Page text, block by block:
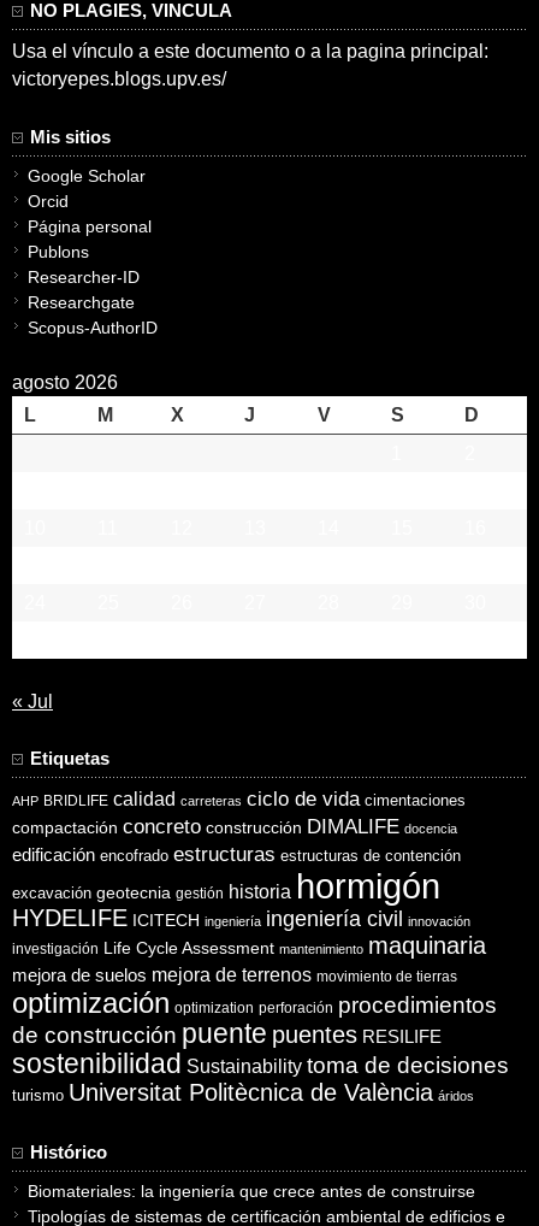
NO PLAGIES, VINCULA
Usa el vínculo a este documento o a la pagina principal:
victoryepes.blogs.upv.es/
Mis sitios
Google Scholar
Orcid
Página personal
Publons
Researcher-ID
Researchgate
Scopus-AuthorID
agosto 2026
L
M X J V S
D
« Jul
Etiquetas
AHP BRIDLIFE calidad carreteras ciclo de vida cimentaciones
compactación concreto construcción DIMALIFE docencia
edificación encofrado estructuras estructuras de contención
excavación geotecnia gestión historia hormigón
HYDELIFE ICITECH ingeniería ingeniería civil innovación
investigación Life Cycle Assessment mantenimiento maquinaria
mejora de suelos mejora de terrenos movimiento de tierras
optimización optimization perforación procedimientos
de construcción puente puentes RESILIFE
sostenibilidad Sustainability toma de decisiones
turismo Universitat Politècnica de València áridos
Histórico
Biomateriales: la ingeniería que crece antes de construirse
Tipologías de sistemas de certificación ambiental de edificios e